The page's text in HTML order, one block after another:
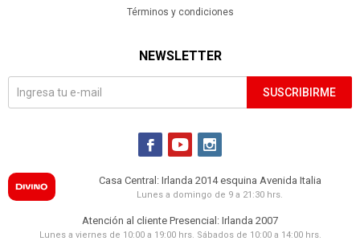
Términos y condiciones
NEWSLETTER
SUSCRIBIRME
  
Casa Central: Irlanda 2014 esquina Avenida Italia
Lunes a domingo de 9 a 21:30 hrs.
Atención al cliente Presencial: Irlanda 2007
Lunes a viernes de 10:00 a 19:00 hrs. Sábados de 10:00 a 14:00 hrs.